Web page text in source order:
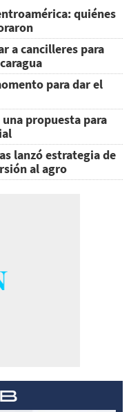
quiénes
a cancilleres para
para dar el
una propuesta para
lanzó estrategia de
al agro